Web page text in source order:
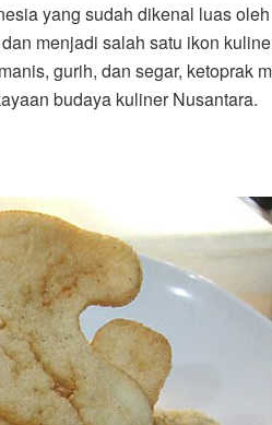
yang sudah dikenal luas
menjadi salah satu ikon
gurih, dan segar, ketoprak
budaya kuliner Nusantara.